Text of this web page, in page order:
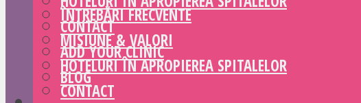
CONTACT
ADD YOUR CLINIC
BLOG
ÎNTREBĂRI FRECVENTE
MISIUNE & VALORI
HOTELURI ÎN APROPIEREA SPITALELOR
CONTACT